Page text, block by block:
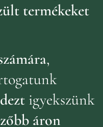
termékeket
,
igyekszünk
áron